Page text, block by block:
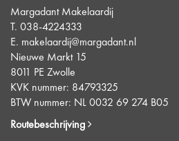
Margadant Makelaardij
T. 038-4224333
E. makelaardij@margadant.nl
Nieuwe Markt 15
8011 PE Zwolle
KVK nummer: 84793325
BTW nummer: NL 0032 69 274 B05
Routebeschrijving